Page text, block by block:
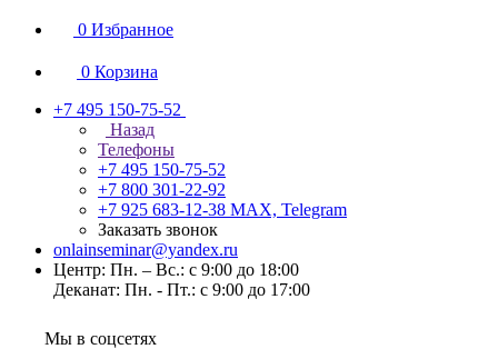
0 Избранное
0 Корзина
+7 495 150-75-52
Назад
Телефоны
+7 495 150-75-52
+7 800 301-22-92
+7 925 683-12-38 MAX, Telegram
Заказать звонок
onlainseminar@yandex.ru
Центр: Пн. – Вс.: с 9:00 до 18:00
Деканат: Пн. - Пт.: с 9:00 до 17:00
Мы в соцсетях